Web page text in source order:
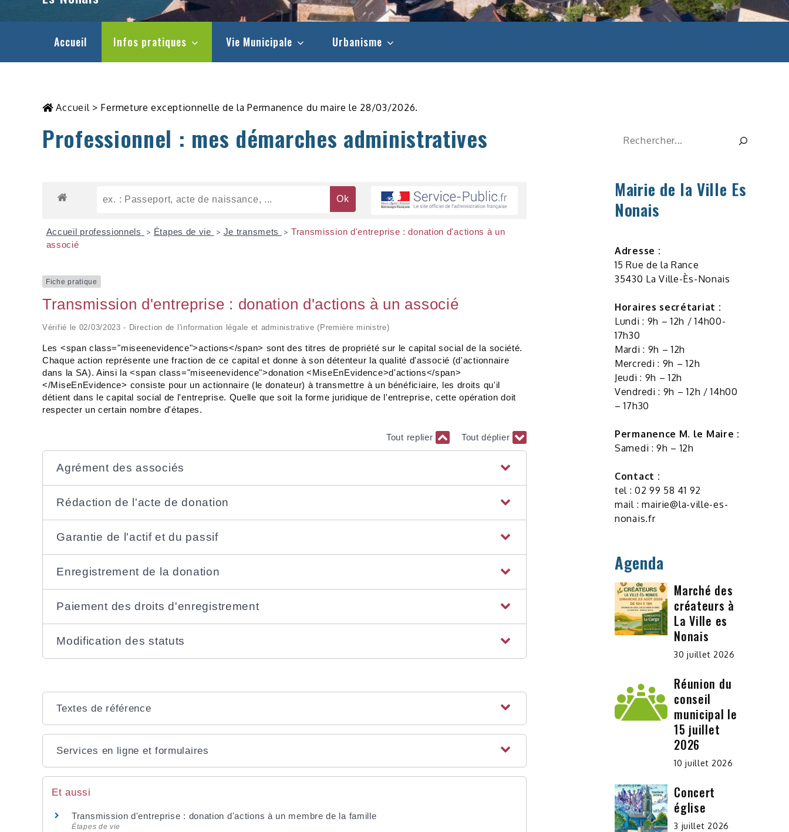
Accueil Infos pratiques Vie Municipale Urbanisme
Accueil> Fermeture exceptionnelle de la Permanence du maire le 28/03/2026.
Professionnel : mes démarches administratives
Accueil professionnels > Étapes de vie > Je transmets > Transmission d'entreprise : donation d'actions à un
associé
Fiche pratique
Transmission d'entreprise : donation d'actions à un associé
Vérifié le 02/03/2023 - Direction de l'information légale et administrative (Première ministre)
Les <span class="miseenevidence">actions</span> sont des titres de propriété sur le capital social de la société.
Chaque action représente une fraction de ce capital et donne à son détenteur la qualité d'associé (d'actionnaire
dans la SA). Ainsi la <span class="miseenevidence">donation <MiseEnEvidence>d'actions</span>
</MiseEnEvidence> consiste pour un actionnaire (le donateur) à transmettre à un bénéficiaire, les droits qu'il
détient dans le capital social de l'entreprise. Quelle que soit la forme juridique de l'entreprise, cette opération doit
respecter un certain nombre d'étapes.
Tout replier Tout déplier
Agrément des associés
Rédaction de l'acte de donation
Garantie de l'actif et du passif
Enregistrement de la donation
Paiement des droits d'enregistrement
Modification des statuts
Textes de référence
Services en ligne et formulaires
Et aussi
Transmission d'entreprise : donation d'actions à un membre de la famille
Étapes de vie
Rechercher
Mairie de la Ville Es
Nonais
Adresse :
15 Rue de la Rance
35430 La Ville-Ès-Nonais
Horaires secrétariat :
Lundi : 9h – 12h / 14h00-
17h30
Mardi : 9h – 12h
Mercredi : 9h – 12h
Jeudi : 9h – 12h
Vendredi : 9h – 12h / 14h00
– 17h30
Permanence M. le Maire :
Samedi : 9h – 12h
Contact :
tel : 02 99 58 41 92
mail : mairie@la-ville-es-
nonais.fr
Agenda
Marché des
créateurs à
La Ville es
Nonais
30 juillet 2026
Réunion du
conseil
municipal le
15 juillet
2026
10 juillet 2026
Concert
église
3 juillet 2026